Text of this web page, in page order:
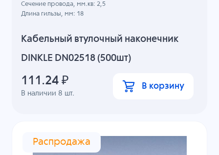
Кабельный втулочный наконечник
DINKLE DN02518 (500шт)
В наличии 8 шт.
Сечение провода, мм.кв: 2,5
Длина гильзы, мм: 18
111.24 ₽ В корзину
Распродажа